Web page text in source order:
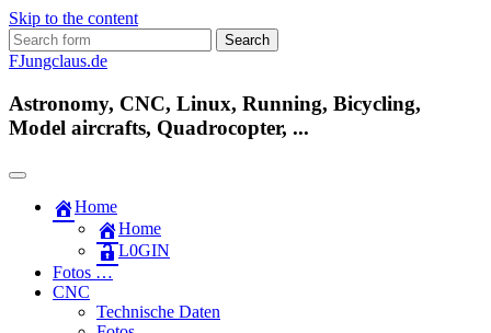
Skip to the content
Search
for:
FJungclaus.de
Astronomy, CNC, Linux, Running, Bicycling,
Model aircrafts, Quadrocopter, ...
Home
Home
L​0​​GIN
Fotos …
CNC
Technische Daten